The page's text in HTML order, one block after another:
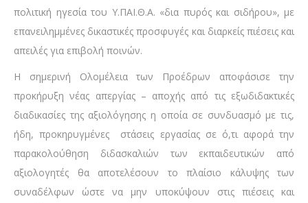
πολιτική ηγεσία του Υ.ΠΑΙ.Θ.Α. «δια πυρός και σιδήρου», με
επανειλημμένες δικαστικές προσφυγές και διαρκείς πιέσεις και
απειλές για επιβολή ποινών.
Η σημερινή Ολομέλεια των Προέδρων αποφάσισε την
προκήρυξη νέας απεργίας – αποχής από τις εξωδιδακτικές
διαδικασίες της αξιολόγησης η οποία σε συνδυασμό με τις,
ήδη, προκηρυγμένες στάσεις εργασίας σε ό,τι αφορά την
παρακολούθηση διδασκαλιών των εκπαιδευτικών από
αξιολογητές θα αποτελέσουν το πλαίσιο κάλυψης των
συναδέλφων ώστε να μην υποκύψουν στις πιέσεις και